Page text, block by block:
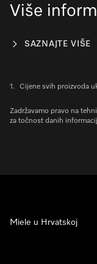
Više
SAZNAJTE VIŠE
1. Cijene svih proizvoda
Zadržavamo pravo na
za točnost danih
Miele u Hrvatskoj